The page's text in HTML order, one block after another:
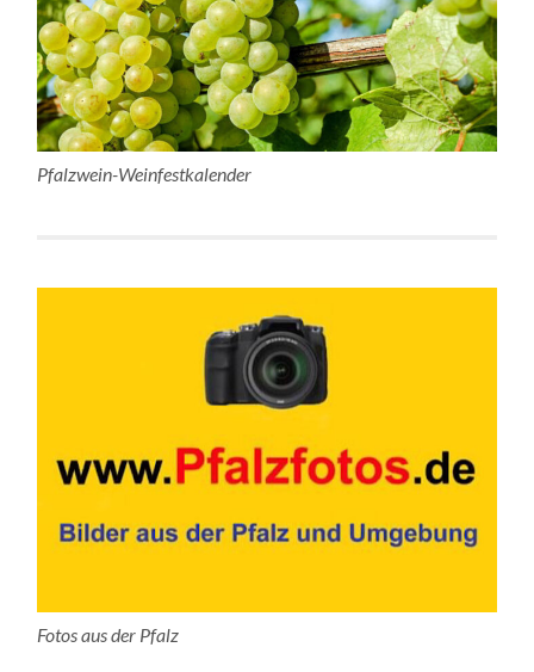
Pfalzwein-Weinfestkalender
Fotos aus der Pfalz